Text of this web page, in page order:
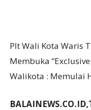
Plt Wali Kota Waris
Membuka
Walikota : Memulai